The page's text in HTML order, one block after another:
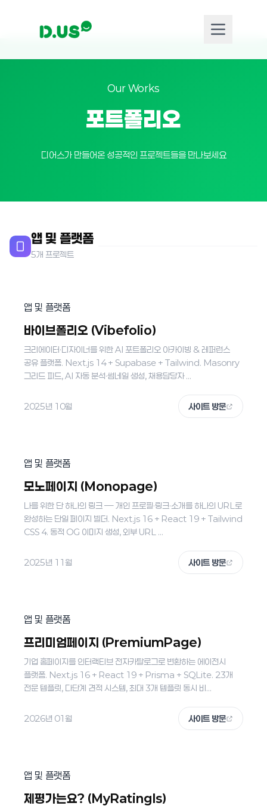
Our Works
포트폴리오
디어스가 만들어온 성공적인 프로젝트들을 만나보세요
앱 및 플랫폼
5개 프로젝트
앱 및 플랫폼
바이브폴리오 (Vibefolio)
크리에이터·디자이너를 위한 AI 포트폴리오 아카이빙 & 레퍼런스
공유 플랫폼. Next.js 14 + Supabase + Tailwind. Masonry
그리드 피드, AI 자동 분석·썸네일 생성, 채용담당자 ...
2025년 10월 사이트 방문
앱 및 플랫폼
모노페이지 (Monopage)
나를 위한 단 하나의 링크 — 개인 프로필·링크·소개를 하나의 URL로
완성하는 단일 페이지 빌더. Next.js 16 + React 19 + Tailwind
CSS 4. 동적 OG 이미지 생성, 외부 URL ...
2025년 11월 사이트 방문
앱 및 플랫폼
프리미엄페이지 (PremiumPage)
기업 홈페이지를 인터랙티브 전자카탈로그로 변환하는 에이전시
플랫폼. Next.js 16 + React 19 + Prisma + SQLite. 23개
전문 템플릿, 다단계 견적 시스템, 최대 3개 템플릿 동시 비...
2026년 01월 사이트 방문
앱 및 플랫폼
제평가는요? (MyRatingIs)